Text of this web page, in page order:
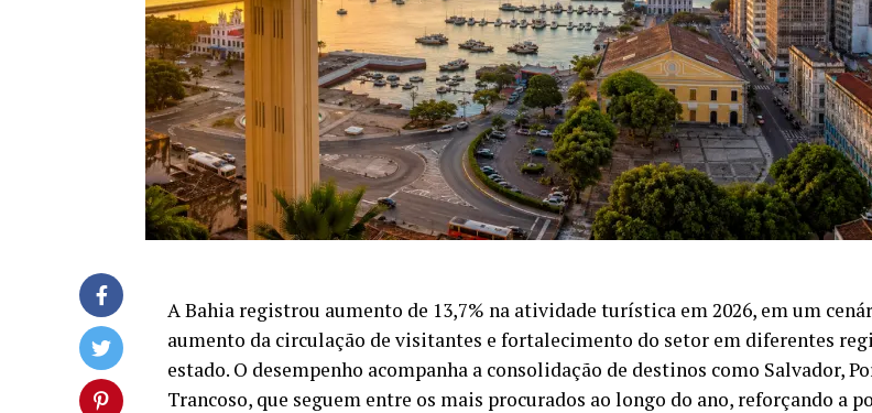
A Bahia registrou aumento de 13,7% na atividade turística em 2026, em um
aumento da circulação de visitantes e fortalecimento do setor em diferentes
estado. O desempenho acompanha a consolidação de destinos como Salvador,
Trancoso, que seguem entre os mais procurados ao longo do ano, reforçando a